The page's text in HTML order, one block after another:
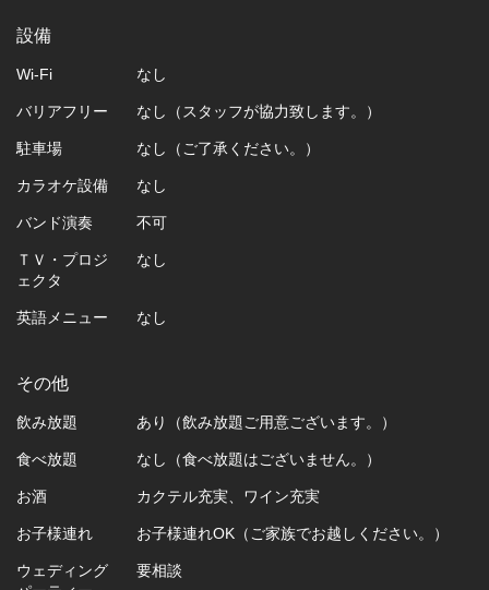
設備
Wi-Fi なし
バリアフリー なし（スタッフが協力致します。）
駐車場 なし（ご了承ください。）
カラオケ設備 なし
バンド演奏 不可
ＴＶ・プロジ
ェクタ
なし
英語メニュー なし
その他
飲み放題 あり（飲み放題ご用意ございます。）
食べ放題 なし（食べ放題はございません。）
お酒 カクテル充実、ワイン充実
お子様連れ お子様連れOK（ご家族でお越しください。）
ウェディング
要相談